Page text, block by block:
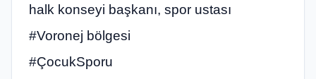
halk konseyi başkanı, spor ustası
#Voronej bölgesi
#ÇocukSporu